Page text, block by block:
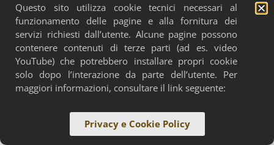
Privacy Policy Cookie Policy Accessibilità
Questo sito utilizza cookie tecnici necessari al
funzionamento delle pagine e alla fornitura dei
servizi richiesti dall’utente. Alcune pagine possono
contenere contenuti di terze parti (ad es. video
YouTube) che potrebbero installare propri cookie
solo dopo l’interazione da parte dell’utente. Per
maggiori informazioni, consultare il link seguente:
Privacy e Cookie Policy